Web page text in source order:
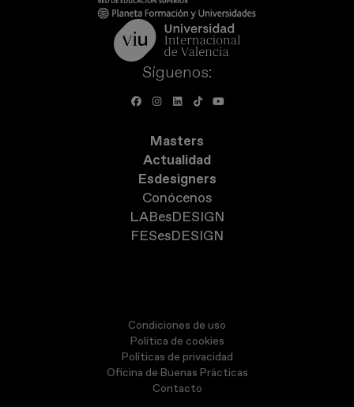
Síguenos:
Masters
Actualidad
Esdesigners
Conócenos
LABesDESIGN
FESesDESIGN
Condiciones de uso
Política de cookies
Políticas de privacidad
Oficina de Buenas Prácticas
Contacto